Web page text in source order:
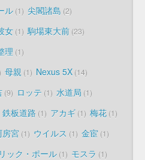
ル 1 尖閣諸島 2
女 1 駒場東大前 23
理 1
母親 1 Nexus 5X 14
9 ロッテ 1 水道局 1
鉄板道路 1 アカギ 1 梅花 1
房宮 1 ウイルス 1 金宦 1
ック・ポール 1 モスラ 1